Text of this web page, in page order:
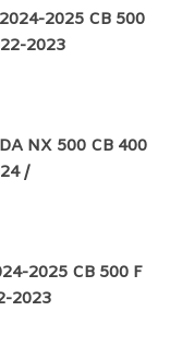
2025 CB 500
2023
NX 500 CB 400
/
2025 CB 500 F
2023